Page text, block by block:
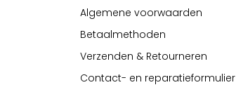
Algemene voorwaarden
Betaalmethoden
Verzenden & Retourneren
Contact- en reparatieformulier